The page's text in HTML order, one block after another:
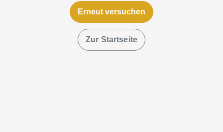
Erneut versuchen
Zur Startseite